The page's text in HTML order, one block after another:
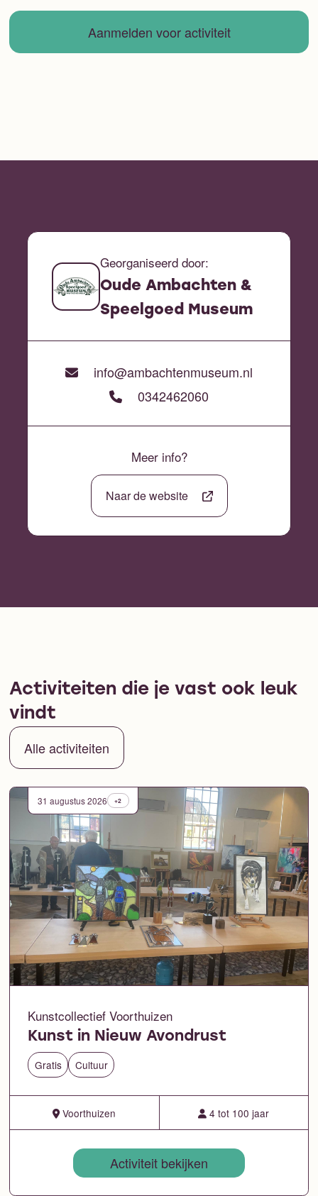
Aanmelden voor activiteit
Georganiseerd door:
Oude Ambachten &
Speelgoed Museum
info@ambachtenmuseum.nl
0342462060
Meer info?
Naar de website
Activiteiten die je vast ook leuk
vindt
Alle activiteiten
31 augustus 2026 +2
Kunstcollectief Voorthuizen
Kunst in Nieuw Avondrust
Gratis Cultuur
Voorthuizen 4 tot 100 jaar
Activiteit bekijken